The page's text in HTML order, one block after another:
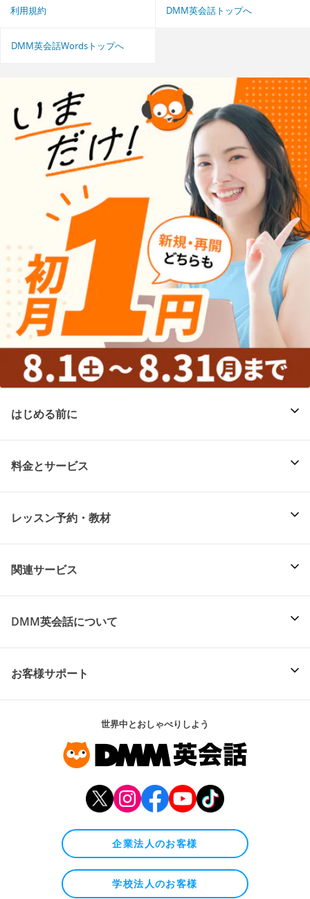
利用規約 DMM英会話トップへ
DMM英会話Wordsトップへ
はじめる前に
料金とサービス
レッスン予約・教材
関連サービス
DMM英会話について
お客様サポート
世界中とおしゃべりしよう
企業法人のお客様
学校法人のお客様